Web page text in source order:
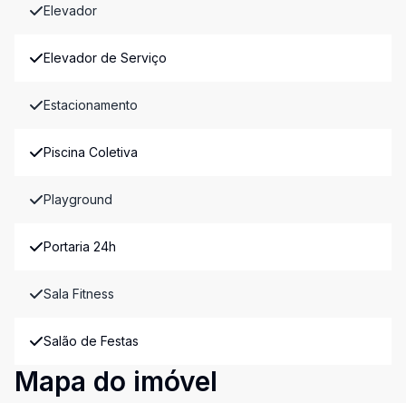
Elevador
Elevador de Serviço
Estacionamento
Piscina Coletiva
Playground
Portaria 24h
Sala Fitness
Salão de Festas
Mapa do imóvel